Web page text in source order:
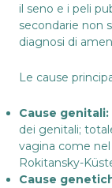
il seno e i peli
secondarie non
diagnosi di
Le cause
Cause genitali:
dei genitali;
vagina come
Rokitansky-
Cause